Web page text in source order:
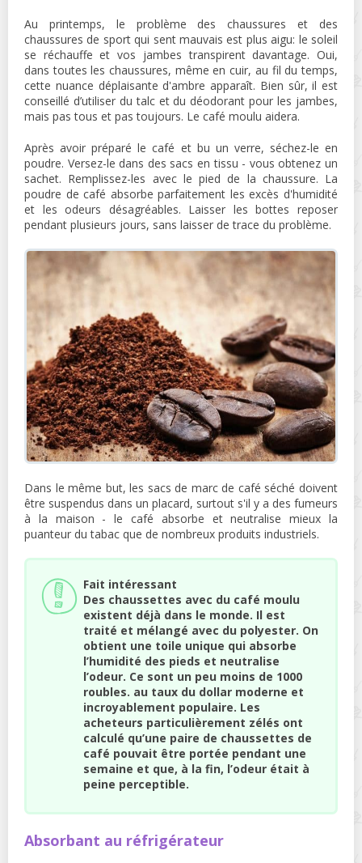
Au printemps, le problème des chaussures et des
chaussures de sport qui sent mauvais est plus aigu: le soleil
se réchauffe et vos jambes transpirent davantage. Oui,
dans toutes les chaussures, même en cuir, au fil du temps,
cette nuance déplaisante d'ambre apparaît. Bien sûr, il est
conseillé d’utiliser du talc et du déodorant pour les jambes,
mais pas tous et pas toujours. Le café moulu aidera.
Après avoir préparé le café et bu un verre, séchez-le en
poudre. Versez-le dans des sacs en tissu - vous obtenez un
sachet. Remplissez-les avec le pied de la chaussure. La
poudre de café absorbe parfaitement les excès d'humidité
et les odeurs désagréables. Laisser les bottes reposer
pendant plusieurs jours, sans laisser de trace du problème.
Dans le même but, les sacs de marc de café séché doivent
être suspendus dans un placard, surtout s'il y a des fumeurs
à la maison - le café absorbe et neutralise mieux la
puanteur du tabac que de nombreux produits industriels.
Fait intéressant
Des chaussettes avec du café moulu
existent déjà dans le monde. Il est
traité et mélangé avec du polyester. On
obtient une toile unique qui absorbe
l’humidité des pieds et neutralise
l’odeur. Ce sont un peu moins de 1000
roubles. au taux du dollar moderne et
incroyablement populaire. Les
acheteurs particulièrement zélés ont
calculé qu’une paire de chaussettes de
café pouvait être portée pendant une
semaine et que, à la fin, l’odeur était à
peine perceptible.
Absorbant au réfrigérateur